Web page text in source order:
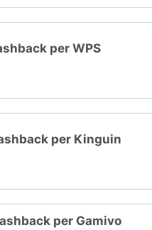
per WPS
per Kinguin
per Gamivo